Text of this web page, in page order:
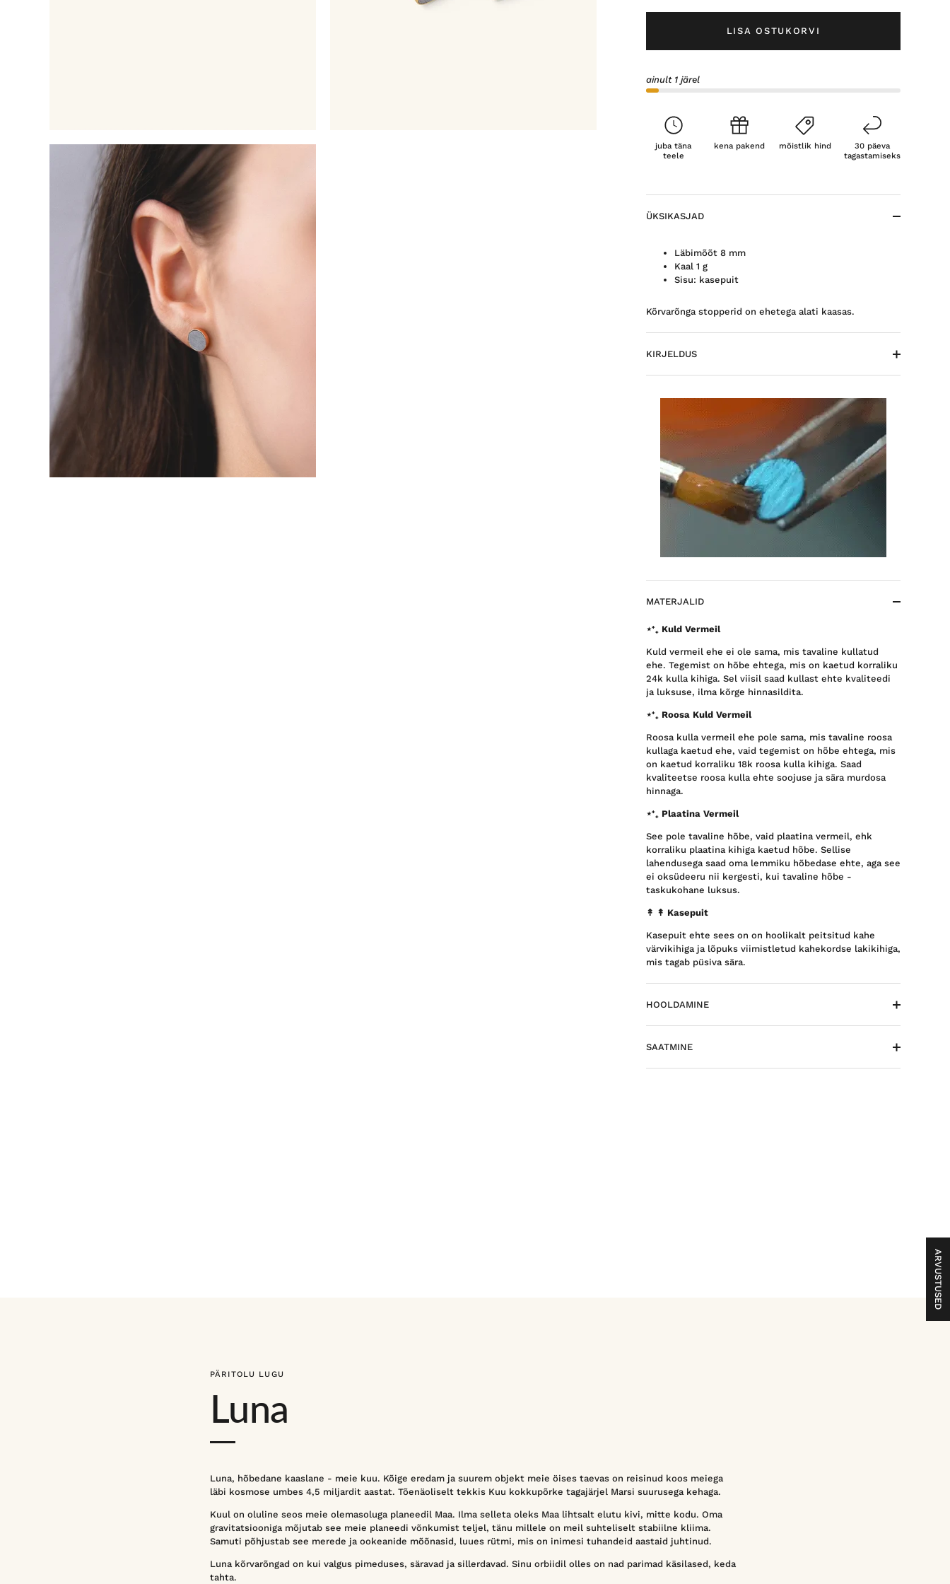
LISA OSTUKORVI
ainult 1 järel
juba täna
teele
kena pakend mõistlik hind
30 päeva
tagastamiseks
ÜKSIKASJAD
Läbimõõt 8 mm
Kaal 1 g
Sisu: kasepuit
Kõrvarõnga stopperid on ehetega alati kaasas.
KIRJELDUS
MATERJALID
⋆⁺₊ Kuld Vermeil
Kuld vermeil ehe ei ole sama, mis tavaline kullatud
ehe. Tegemist on hõbe ehtega, mis on kaetud korraliku
24k kulla kihiga. Sel viisil saad kullast ehte kvaliteedi
ja luksuse, ilma kõrge hinnasildita.
⋆⁺₊ Roosa Kuld Vermeil
Roosa kulla vermeil ehe pole sama, mis tavaline roosa
kullaga kaetud ehe, vaid tegemist on hõbe ehtega, mis
on kaetud korraliku 18k roosa kulla kihiga. Saad
kvaliteetse roosa kulla ehte soojuse ja sära murdosa
hinnaga.
⋆⁺₊ Plaatina Vermeil
See pole tavaline hõbe, vaid plaatina vermeil, ehk
korraliku plaatina kihiga kaetud hõbe. Sellise
lahendusega saad oma lemmiku hõbedase ehte, aga see
ei oksüdeeru nii kergesti, kui tavaline hõbe -
taskukohane luksus.
↟ ↟ Kasepuit
Kasepuit ehte sees on on hoolikalt peitsitud kahe
värvikihiga ja lõpuks viimistletud kahekordse lakikihiga,
mis tagab püsiva sära.
HOOLDAMINE
SAATMINE
PÄRITOLU LUGU
Luna
Luna, hõbedane kaaslane - meie kuu. Kõige eredam ja suurem objekt meie öises taevas on reisinud koos meiega
läbi kosmose umbes 4,5 miljardit aastat. Tõenäoliselt tekkis Kuu kokkupõrke tagajärjel Marsi suurusega kehaga.
Kuul on oluline seos meie olemasoluga planeedil Maa. Ilma selleta oleks Maa lihtsalt elutu kivi, mitte kodu. Oma
gravitatsiooniga mõjutab see meie planeedi võnkumist teljel, tänu millele on meil suhteliselt stabiilne kliima.
Samuti põhjustab see merede ja ookeanide mõõnasid, luues rütmi, mis on inimesi tuhandeid aastaid juhtinud.
Luna kõrvarõngad on kui valgus pimeduses, säravad ja sillerdavad. Sinu orbiidil olles on nad parimad käsilased, keda
tahta.
ARVUSTUSED